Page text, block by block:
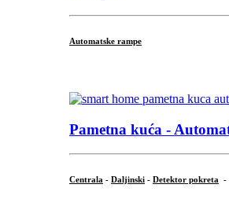
Automatske rampe
Pametna kuća -
Centrala - Daljinski - Detektor pokreta -